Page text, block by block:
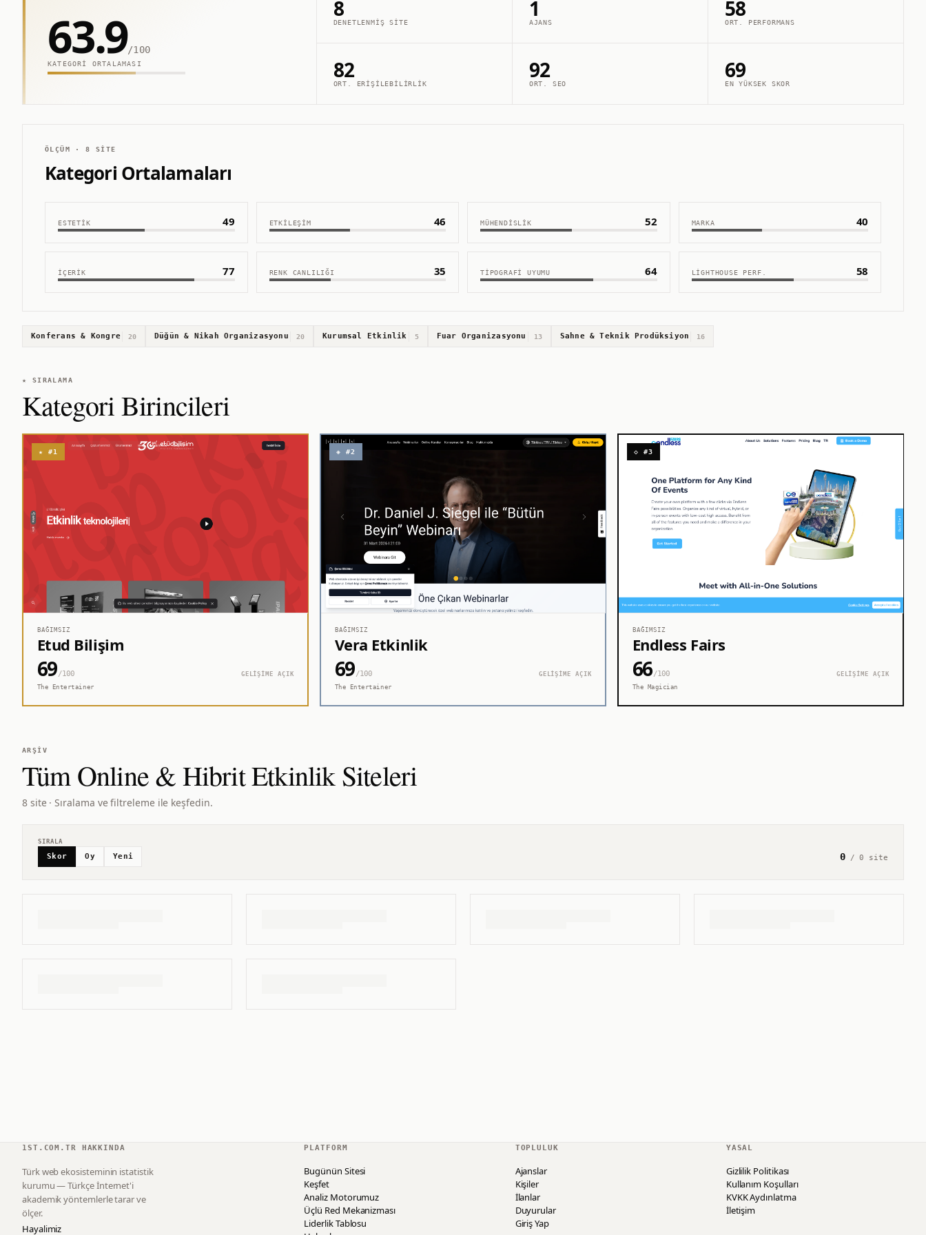
63.9/100
KATEGORI ORTALAMASI
8
DENETLENMIŞ SITE
1
AJANS
58
ORT. PERFORMANS
82
ORT. ERIŞILEBILIRLIK
92
ORT. SEO
69
EN YÜKSEK SKOR
ÖLÇÜM ·8 SITE
Kategori Ortalamaları
ESTETIK 49 ETKILEŞIM 46 MÜHENDISLIK 52 MARKA 40
İÇERIK 77 RENK CANLILIĞI 35 TIPOGRAFI UYUMU 64 LIGHTHOUSE PERF. 58
Konferans & Kongre 20 Düğün & Nikah Organizasyonu 20 Kurumsal Etkinlik 5 Fuar Organizasyonu 13 Sahne & Teknik Prodüksiyon 16
★ SIRALAMA
Kategori Birincileri
★ #1
BAĞIMSIZ
Etud Bilişim
69/100
GELİŞİME AÇIK
The Entertainer
◈ #2
BAĞIMSIZ
Vera Etkinlik
69/100
GELİŞİME AÇIK
The Entertainer
◇ #3
BAĞIMSIZ
Endless Fairs
66/100
GELİŞİME AÇIK
The Magician
ARŞIV
TümOnline & Hibrit EtkinlikSiteleri
8 site · Sıralama ve filtreleme ile keşfedin.
SIRALA
Skor Oy Yeni 0/0 site
1ST.COM.TR HAKKINDA
Türk web ekosisteminin istatistik
kurumu — Türkçe İnternet'i
akademik yöntemlerle tarar ve
ölçer.
Hayalimiz
PLATFORM
Bugünün Sitesi
Keşfet
Analiz Motorumuz
Üçlü Red Mekanizması
Liderlik Tablosu
TOPLULUK
Ajanslar
Kişiler
İlanlar
Duyurular
Giriş Yap
YASAL
Gizlilik Politikası
Kullanım Koşulları
KVKK Aydınlatma
İletişim